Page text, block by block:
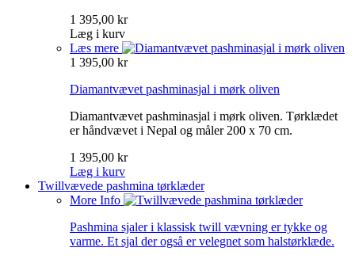
1 395,00 kr
Læg i kurv
Læs mere
1 395,00 kr
Diamantvævet pashminasjal i mørk oliven
Diamantvævet pashminasjal i mørk oliven. Tørklædet
er håndvævet i Nepal og måler 200 x 70 cm.
1 395,00 kr
Læg i kurv
Twillvævede pashmina tørklæder
More Info
Pashmina sjaler i klassisk twill vævning er tykke og
varme. Et sjal der også er velegnet som halstørklæde.